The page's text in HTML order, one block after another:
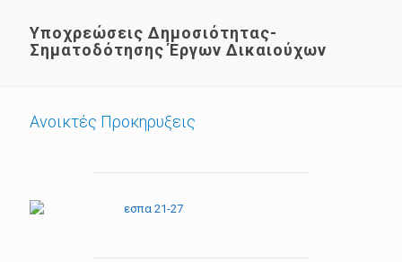
Υποχρεώσεις Δημοσιότητας-
Σηματοδότησης Έργων Δικαιούχων
Ανοικτές Προκηρυξεις